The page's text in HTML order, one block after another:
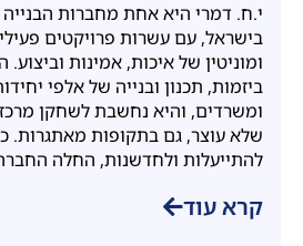
י.ח. דמרי היא אחת מחברות הבנייה
בישראל, עם עשרות פרויקטים
ומוניטין של איכות, אמינות
ביזמות, תכנון ובנייה של אלפי
ומשרדים, והיא נחשבת לשחקן
שלא עוצר, גם בתקופות מאתגרות.
להתייעלות ולחדשנות, החלה
קרא עוד